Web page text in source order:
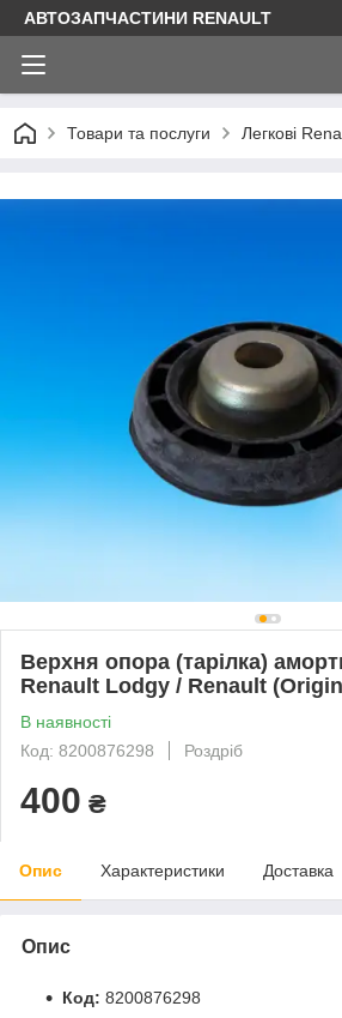
АВТОЗАПЧАСТИНИ RENAULT
Товари та послуги Легкові
Верхня опора (тарілка)
Renault Lodgy / Renault
В наявності
Код: 8200876298
Роздріб
400 ₴
Опис Характеристики Доставка
Опис
Код: 8200876298